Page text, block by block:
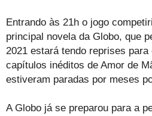
Entrando às 21h o jogo
principal novela da Globo, que
2021 estará tendo reprises
capítulos inéditos de Amor de
estiveram paradas por meses
A Globo já se preparou para a